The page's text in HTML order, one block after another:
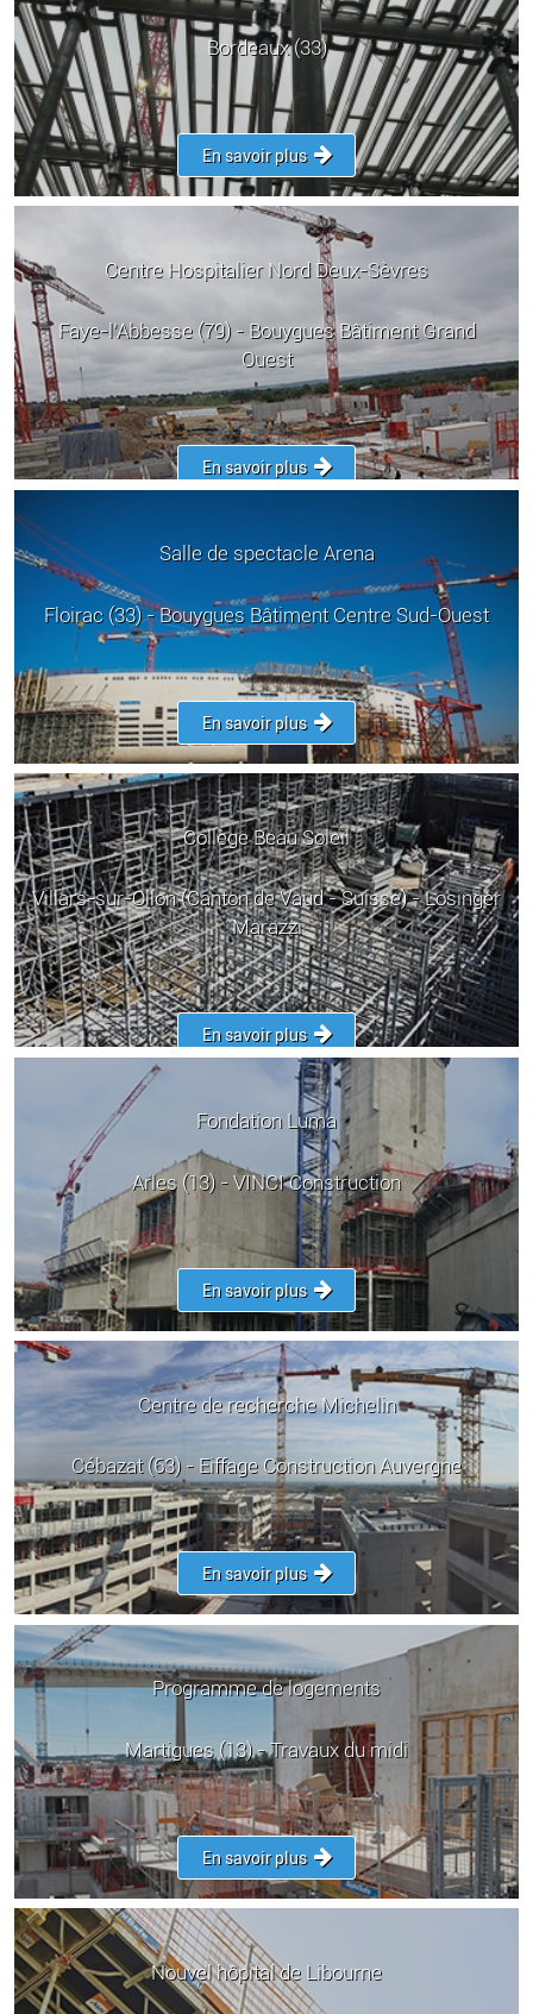
Bordeaux (33)
En savoir plus
Centre Hospitalier Nord Deux-Sèvres
Faye-l’Abbesse (79) - Bouygues Bâtiment Grand
Ouest
En savoir plus
Salle de spectacle Arena
Floirac (33) - Bouygues Bâtiment Centre Sud-Ouest
En savoir plus
Collège Beau Soleil
Villars-sur-Ollon (Canton de Vaud - Suisse) - Losinger
Marazzi
En savoir plus
Fondation Luma
Arles (13) - VINCI Construction
En savoir plus
Centre de recherche Michelin
Cébazat (63) - Eiffage Construction Auvergne
En savoir plus
Programme de logements
Martigues (13) - Travaux du midi
En savoir plus
Nouvel hôpital de Libourne